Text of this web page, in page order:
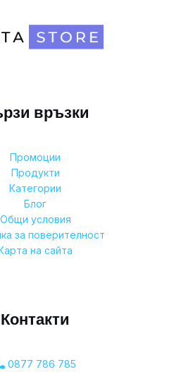
връзки
Промоции
Продукти
Категории
Блог
Общи условия
за поверителност
на сайта
Контакти
0877 786 785